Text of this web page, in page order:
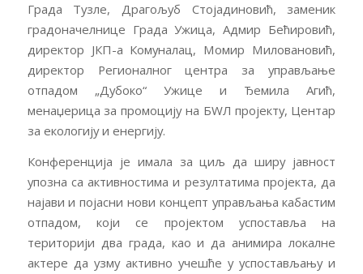
Града Тузле, Драгољуб Стојадиновић, заменик
градоначелнице Града Ужица, Адмир Бећировић,
директор ЈКП-а Комуналац, Момир Миловановић,
директор Регионалног центра за управљање
отпадом „Дубоко“ Ужице и Ђемила Агић,
менаџерица за промоцију на БWЛ пројекту, Центар
за екологију и енергију.
Конференција је имала за циљ да ширу јавност
упозна са активностима и резултатима пројекта, да
најави и појасни нови концепт управљања кабастим
отпадом, који се пројектом успоставља на
територији два града, као и да анимира локалне
актере да узму активно учешће у успостављању и